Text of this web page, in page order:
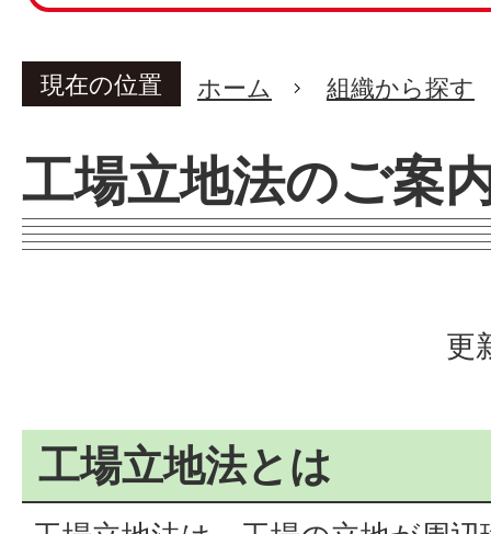
現在の位置 ホーム 組織から探す
工場立地法のご案
更
工場立地法とは